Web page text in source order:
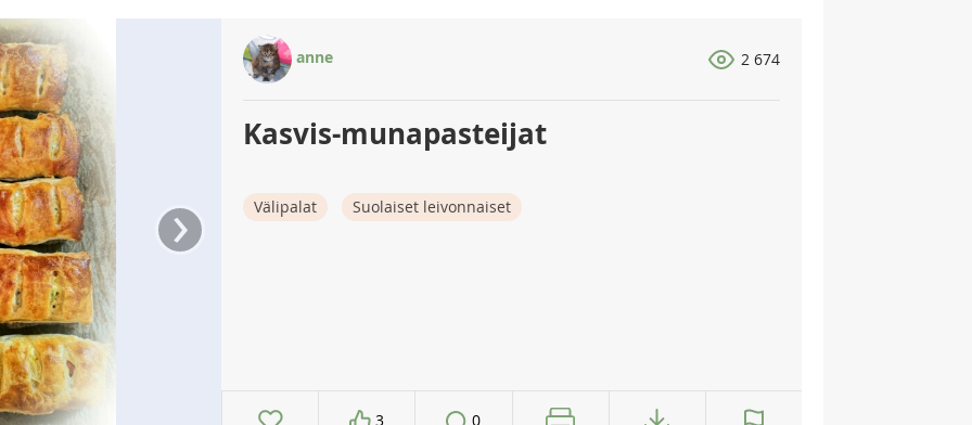
›
anne 2 674
Kasvis-munapasteijat
Välipalat Suolaiset leivonnaiset
3 0